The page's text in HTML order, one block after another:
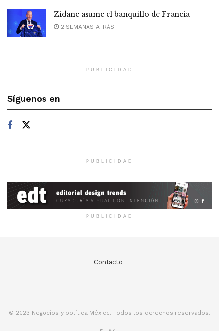
Zidane asume el banquillo de Francia
2 SEMANAS ATRÁS
PUBLICIDAD
Síguenos en
PUBLICIDAD
PUBLICIDAD
Contacto
© 2023 Negocios y política México. Todos los derechos reservados.